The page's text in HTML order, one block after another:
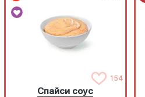
154
Спайси соус